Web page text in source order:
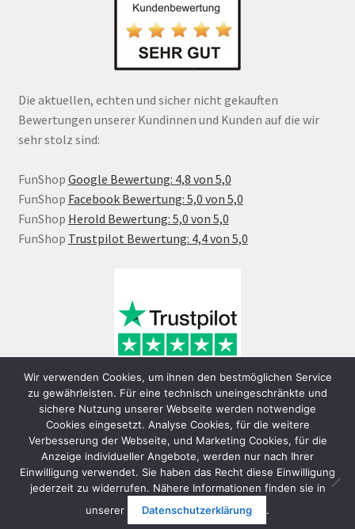
Die aktuellen, echten und sicher nicht gekauften
Bewertungen unserer Kundinnen und Kunden auf die wir
sehr stolz sind:
FunShop Google Bewertung: 4,8 von 5,0
FunShop Facebook Bewertung: 5,0 von 5,0
FunShop Herold Bewertung: 5,0 von 5,0
FunShop Trustpilot Bewertung: 4,4 von 5,0
© FunShop Wien - Hochqualitative Elektromobilität 2026
Datenschutzerklärung
Erstellt mit WooCommerce
Wir verwenden Cookies, um ihnen den bestmöglichen Service
zu gewährleisten. Für eine technisch uneingeschränkte und
sichere Nutzung unserer Webseite werden notwendige
Cookies eingesetzt. Analyse Cookies, für die weitere
Verbesserung der Webseite, und Marketing Cookies, für die
Anzeige individueller Angebote, werden nur nach Ihrer
Einwilligung verwendet. Sie haben das Recht diese Einwilligung
jederzeit zu widerrufen. Nähere Informationen finden sie in
unserer
Datenschutzerklärung .